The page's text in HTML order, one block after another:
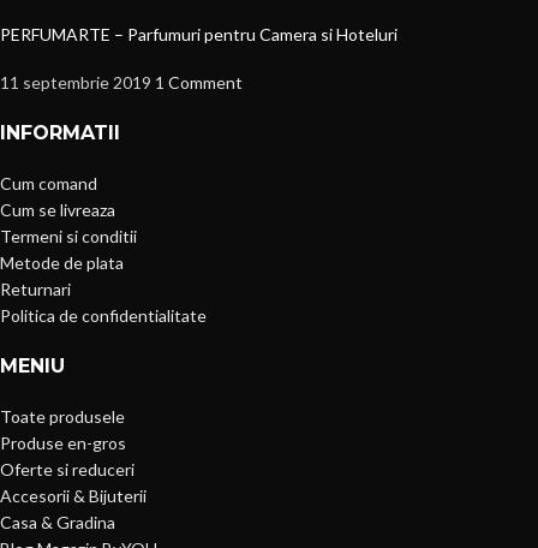
PERFUMARTE – Parfumuri pentru Camera si Hoteluri
11 septembrie 2019 1 Comment
INFORMATII
Cum comand
Cum se livreaza
Termeni si conditii
Metode de plata
Returnari
Politica de confidentialitate
MENIU
Toate produsele
Produse en-gros
Oferte si reduceri
Accesorii & Bijuterii
Casa & Gradina